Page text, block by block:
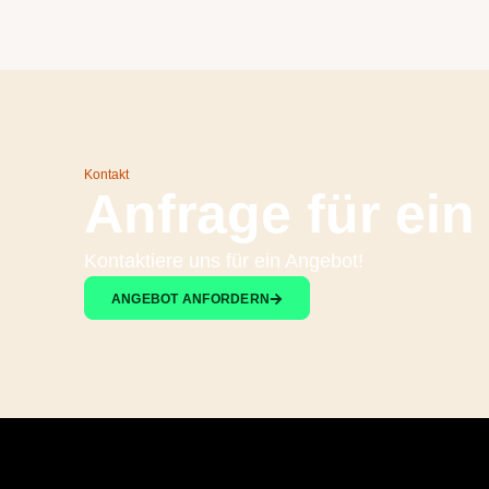
Kontakt
Anfrage für
Kontaktiere uns für ein Angebot!
ANGEBOT ANFORDERN